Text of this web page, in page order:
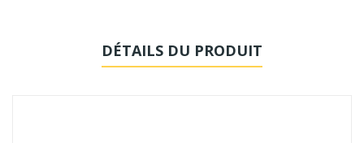
DÉTAILS DU PRODUIT